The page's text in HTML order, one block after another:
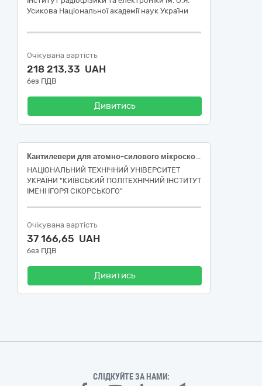
Усикова Національної академії наук України
Очікувана вартість
218 213,33 UAH
без ПДВ
Дивитись
Кантилевери для атомно-силового мікроскопа
НАЦІОНАЛЬНИЙ ТЕХНІЧНИЙ УНІВЕРСИТЕТ
УКРАЇНИ "КИЇВСЬКИЙ ПОЛІТЕХНІЧНИЙ ІНСТИТУТ
ІМЕНІ ІГОРЯ СІКОРСЬКОГО"
Очікувана вартість
37 166,65 UAH
без ПДВ
Дивитись
СЛІДКУЙТЕ ЗА НАМИ: